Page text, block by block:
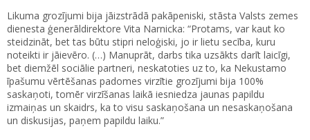
Likuma grozījumi bija jāizstrādā pakāpeniski, stāsta Valsts zemes
dienesta ģenerāldirektore Vita Narnicka: “Protams, var kaut ko
steidzināt, bet tas būtu stipri neloģiski, jo ir lietu secība, kuru
noteikti ir jāievēro. (…) Manuprāt, darbs tika uzsākts darīt laicīgi,
bet diemžēl sociālie partneri, neskatoties uz to, ka Nekustamo
īpašumu vērtēšanas padomes virzītie grozījumi bija 100%
saskaņoti, tomēr virzīšanas laikā iesniedza jaunas papildu
izmaiņas un skaidrs, ka to visu saskaņošana un nesaskaņošana
un diskusijas, paņem papildu laiku.”